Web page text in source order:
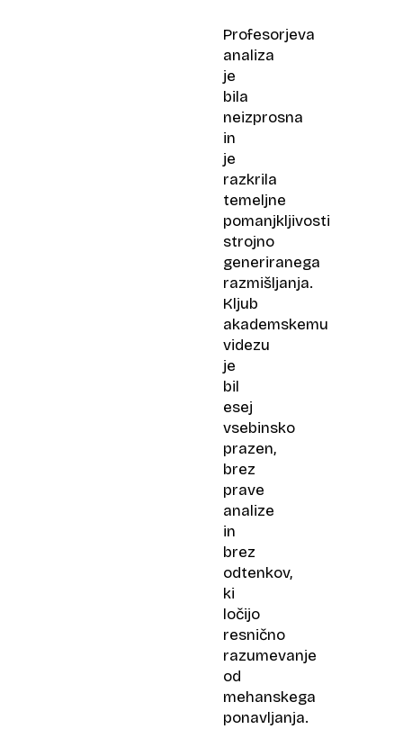
Profesorjeva
analiza
je
bila
neizprosna
in
je
razkrila
temeljne
pomanjkljivosti
strojno
generiranega
razmišljanja.
Kljub
akademskemu
videzu
je
bil
esej
vsebinsko
prazen,
brez
prave
analize
in
brez
odtenkov,
ki
ločijo
resnično
razumevanje
od
mehanskega
ponavljanja.